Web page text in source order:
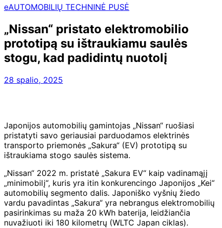
eAUTOMOBILIŲ TECHNINĖ PUSĖ
„Nissan“ pristato elektromobilio
prototipą su ištraukiamu saulės
stogu, kad padidintų nuotolį
28 spalio, 2025
Japonijos automobilių gamintojas „Nissan“ ruošiasi
pristatyti savo geriausiai parduodamos elektrinės
transporto priemonės „Sakura“ (EV) prototipą su
ištraukiama stogo saulės sistema.
„Nissan“ 2022 m. pristatė „Sakura EV“ kaip vadinamąjį
„minimobilį“, kuris yra itin konkurencingo Japonijos „Kei“
automobilių segmento dalis. Japoniško vyšnių žiedo
vardu pavadintas „Sakura“ yra nebrangus elektromobilių
pasirinkimas su maža 20 kWh baterija, leidžiančia
nuvažiuoti iki 180 kilometrų (WLTC Japan ciklas).